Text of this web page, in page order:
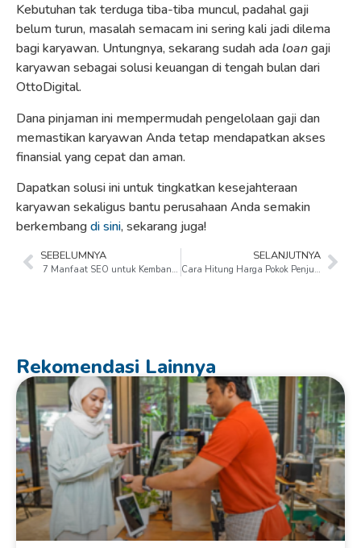
Kebutuhan tak terduga tiba-tiba muncul, padahal gaji
belum turun, masalah semacam ini sering kali jadi dilema
bagi karyawan. Untungnya, sekarang sudah ada loangaji
karyawan sebagai solusi keuangan di tengah bulan dari
OttoDigital.
Dana pinjaman ini mempermudah pengelolaan gaji dan
memastikan karyawan Anda tetap mendapatkan akses
finansial yang cepat dan aman.
Dapatkan solusi ini untuk tingkatkan kesejahteraan
karyawan sekaligus bantu perusahaan Anda semakin
berkembangdi sini, sekarang juga!
SEBELUMNYA
7 Manfaat SEO untuk Kembangkan Bisnis Anda secara Efektif​
SELANJUTNYA
Cara Hitung Harga Pokok Penjualan (HPP) Produk Sembako Beserta Contoh Mudahnya
Rekomendasi Lainnya